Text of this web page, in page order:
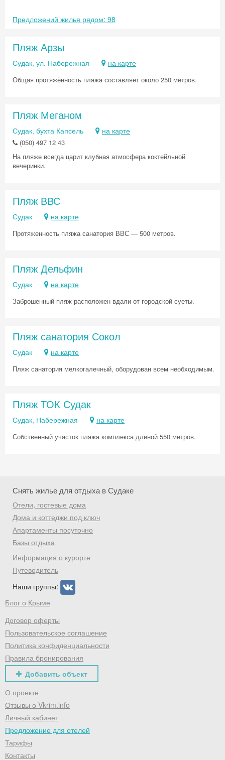
Предложений жилья рядом: 98
Пляж Арзы
Судак, ул. Набережная на карте
Общая протяжённость пляжа составляет около 250 метров.
Пляж Меганом
Судак, бухта Капсель на карте
(050) 497 12 43
На пляже всегда царит клубная атмосфера коктейльной
вечеринки.
Пляж ВВС
Судак на карте
Протяженность пляжа санатория ВВС — 500 метров.
Пляж Дельфин
Судак на карте
Заброшенный пляж расположен вдали от городской суеты.
Пляж санатория Сокол
Судак на карте
Пляж санатория мелкогалечный, оборудован всем необходимым.
Пляж ТОК Судак
Судак, Набережная на карте
Собственный участок пляжа комплекса длиной 550 метров.
Снять жилье для отдыха в Судаке
Отели, гостевые дома
Дома и коттеджи под ключ
Апартаменты посуточно
Базы отдыха
Информация о курорте
Путеводитель
Наши группы:
Блог о Крыме
Договор оферты
Пользовательское соглашение
Политика конфиденциальности
Правила бронирования
Добавить объект
О проекте
Отзывы о Vkrim.info
Личный кабинет
Предложение для отелей
Тарифы
Контакты
Хочешь дешевле? Оставь почту и получи
промокод на первое бронирование!